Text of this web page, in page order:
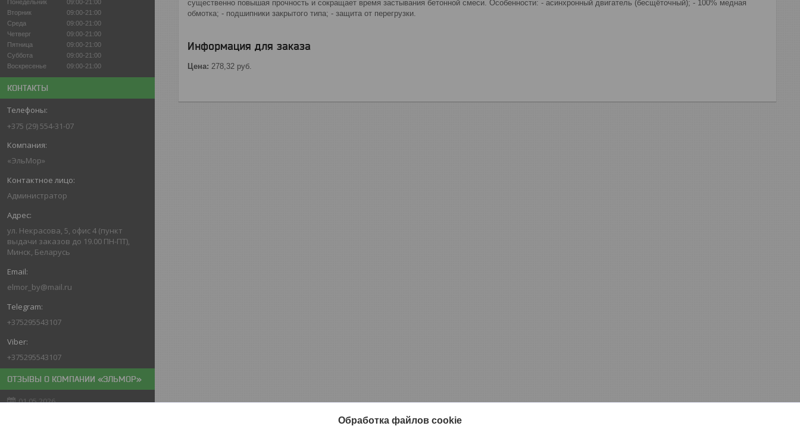
Понедельник
09:00-21:00
Вторник
09:00-21:00
Среда
09:00-21:00
Четверг
09:00-21:00
Пятница
09:00-21:00
Суббота
09:00-21:00
Воскресенье
09:00-21:00
КОНТАКТЫ
+375 (29) 554-31-07
«ЭльМор»
Администратор
ул. Некрасова, 5, офис 4 (пункт
выдачи заказов до 19.00 ПН-ПТ),
Минск, Беларусь
elmor_by@mail.ru
+375295543107
+375295543107
ОТЗЫВЫ О КОМПАНИИ «ЭЛЬМОР»
01.05.2026
существенно повышая прочность и сокращает время застывания бетонной смеси. Особенности: - асинхронный двигатель (бесщёточный); - 100% медная
обмотка; - подшипники закрытого типа; - защита от перегрузки.
Информация для заказа
Цена: 278,32 руб.
Обработка файлов cookie